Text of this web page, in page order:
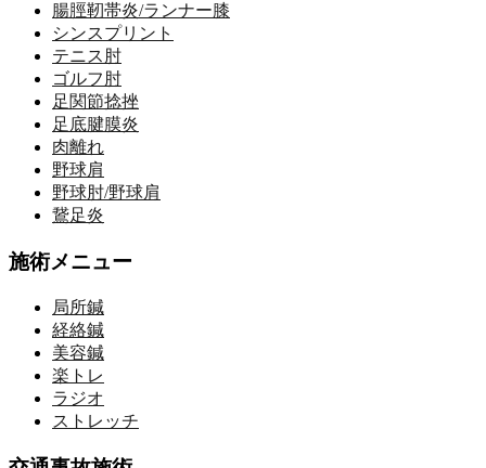
腸脛靭帯炎/ランナー膝
シンスプリント
テニス肘
ゴルフ肘
足関節捻挫
足底腱膜炎
肉離れ
野球肩
野球肘/野球肩
鵞足炎
施術メニュー
局所鍼
経絡鍼
美容鍼
楽トレ
ラジオ
ストレッチ